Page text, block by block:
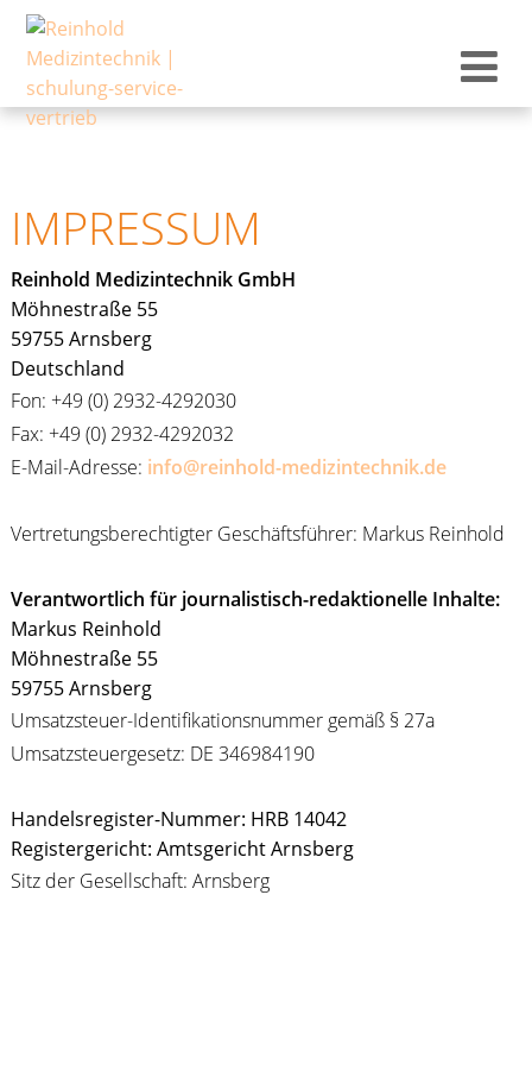
IMPRESSUM
Reinhold Medizintechnik GmbH
Möhnestraße 55
59755 Arnsberg
Deutschland
Fon: +49 (0) 2932-4292030
Fax: +49 (0) 2932-4292032
E-Mail-Adresse: info@reinhold-medizintechnik.de
Vertretungsberechtigter Geschäftsführer: Markus Reinhold
Verantwortlich für journalistisch-redaktionelle Inhalte:
Markus Reinhold
Möhnestraße 55
59755 Arnsberg
Umsatzsteuer-Identifikationsnummer gemäß § 27a
Umsatzsteuergesetz: DE 346984190
Handelsregister-Nummer: HRB 14042
Registergericht: Amtsgericht Arnsberg
Sitz der Gesellschaft: Arnsberg